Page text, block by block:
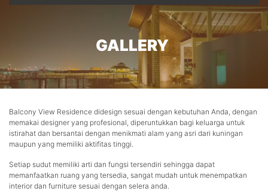
GALLERYs
Balcony View Residence didesign sesuai dengan kebutuhan Anda, dengan
memakai designer yang profesional, diperuntukkan bagi keluarga untuk
istirahat dan bersantai dengan menikmati alam yang asri dari kuningan
maupun yang memiliki aktifitas tinggi.
Setiap sudut memiliki arti dan fungsi tersendiri sehingga dapat
memanfaatkan ruang yang tersedia, sangat mudah untuk menempatkan
interior dan furniture sesuai dengan selera anda.